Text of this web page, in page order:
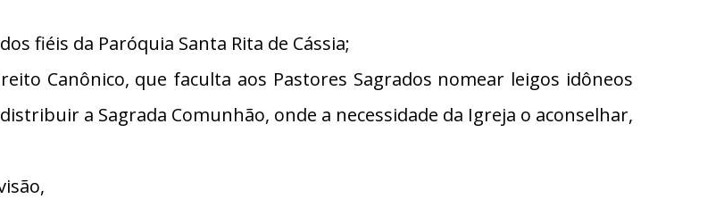
fiéis da Paróquia Santa Rita de Cássia;
Canônico, que faculta aos Pastores Sagrados nomear leigos idôneos
a Sagrada Comunhão, onde a necessidade da Igreja o aconselhar,